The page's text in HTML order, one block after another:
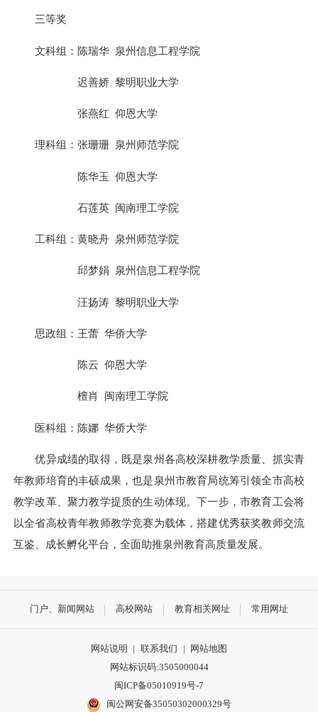
三等奖
文科组：陈瑞华 泉州信息工程学院
迟善娇 黎明职业大学
张燕红 仰恩大学
理科组：张珊珊 泉州师范学院
陈华玉 仰恩大学
石莲英 闽南理工学院
工科组：黄晓舟 泉州师范学院
邱梦娟 泉州信息工程学院
汪扬涛 黎明职业大学
思政组：王蕾 华侨大学
陈云 仰恩大学
檀肖 闽南理工学院
医科组：陈娜 华侨大学
优异成绩的取得，既是泉州各高校深耕教学质量、抓实青
年教师培育的丰硕成果，也是泉州市教育局统筹引领全市高校
教学改革、聚力教学提质的生动体现。下一步，市教育工会将
以全省高校青年教师教学竞赛为载体，搭建优秀获奖教师交流
互鉴、成长孵化平台，全面助推泉州教育高质量发展。
门户、新闻网站 高校网站 教育相关网址 常用网址
网站说明 | 联系我们 |
网站地图
网站标识码:3505000044
闽ICP备05010919号-7
闽公网安备35050302000329号